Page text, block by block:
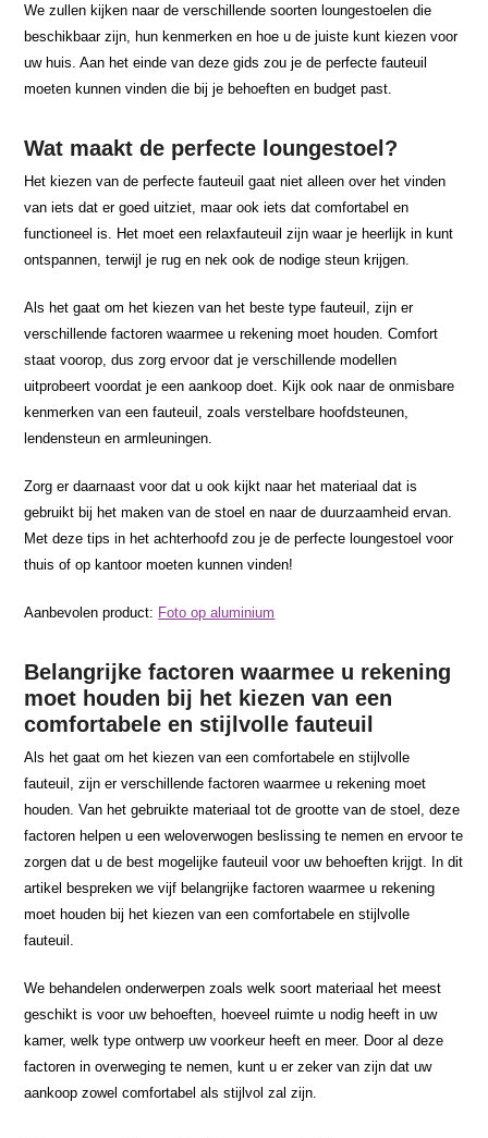
We zullen kijken naar de verschillende soorten loungestoelen die
beschikbaar zijn, hun kenmerken en hoe u de juiste kunt kiezen voor
uw huis. Aan het einde van deze gids zou je de perfecte fauteuil
moeten kunnen vinden die bij je behoeften en budget past.
Wat maakt de perfecte loungestoel?
Het kiezen van de perfecte fauteuil gaat niet alleen over het vinden
van iets dat er goed uitziet, maar ook iets dat comfortabel en
functioneel is. Het moet een relaxfauteuil zijn waar je heerlijk in kunt
ontspannen, terwijl je rug en nek ook de nodige steun krijgen.
Als het gaat om het kiezen van het beste type fauteuil, zijn er
verschillende factoren waarmee u rekening moet houden. Comfort
staat voorop, dus zorg ervoor dat je verschillende modellen
uitprobeert voordat je een aankoop doet. Kijk ook naar de onmisbare
kenmerken van een fauteuil, zoals verstelbare hoofdsteunen,
lendensteun en armleuningen.
Zorg er daarnaast voor dat u ook kijkt naar het materiaal dat is
gebruikt bij het maken van de stoel en naar de duurzaamheid ervan.
Met deze tips in het achterhoofd zou je de perfecte loungestoel voor
thuis of op kantoor moeten kunnen vinden!
Aanbevolen product: Foto op aluminium
Belangrijke factoren waarmee u rekening
moet houden bij het kiezen van een
comfortabele en stijlvolle fauteuil
Als het gaat om het kiezen van een comfortabele en stijlvolle
fauteuil, zijn er verschillende factoren waarmee u rekening moet
houden. Van het gebruikte materiaal tot de grootte van de stoel, deze
factoren helpen u een weloverwogen beslissing te nemen en ervoor te
zorgen dat u de best mogelijke fauteuil voor uw behoeften krijgt. In dit
artikel bespreken we vijf belangrijke factoren waarmee u rekening
moet houden bij het kiezen van een comfortabele en stijlvolle
fauteuil.
We behandelen onderwerpen zoals welk soort materiaal het meest
geschikt is voor uw behoeften, hoeveel ruimte u nodig heeft in uw
kamer, welk type ontwerp uw voorkeur heeft en meer. Door al deze
factoren in overweging te nemen, kunt u er zeker van zijn dat uw
aankoop zowel comfortabel als stijlvol zal zijn.